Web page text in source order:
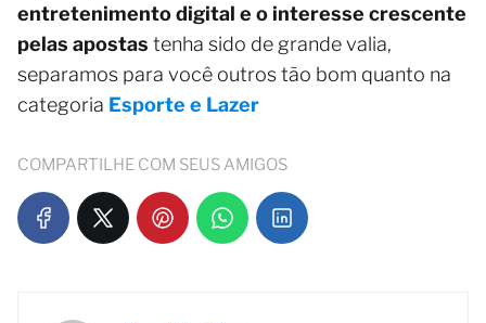
entretenimento digital e o interesse crescente
pelas apostas tenha sido de grande valia,
separamos para você outros tão bom quanto na
categoria Esporte e Lazer
COMPARTILHE COM SEUS AMIGOS